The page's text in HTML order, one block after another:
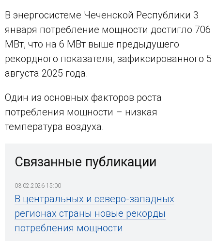
В энергосистеме Чеченской Республики 3
января потребление мощности достигло 706
МВт, что на 6 МВт выше предыдущего
рекордного показателя, зафиксированного 5
августа 2025 года.
Один из основных факторов роста
потребления мощности – низкая
температура воздуха.
Связанные публикации
03.02.2026 15:00
В центральных и северо-западных
регионах страны новые рекорды
потребления мощности